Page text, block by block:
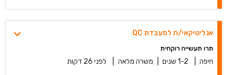
אנליטיקאי/ת למעבדת QC
תרו תעשייה רוקחית
חיפה 1-2 שנים משרה מלאה לפני 26 דקות